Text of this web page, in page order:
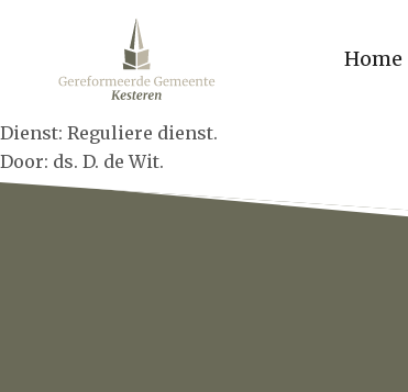
Home
Dienst: Reguliere dienst.
Door: ds. D. de Wit.